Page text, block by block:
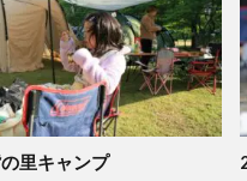
里キャンプ